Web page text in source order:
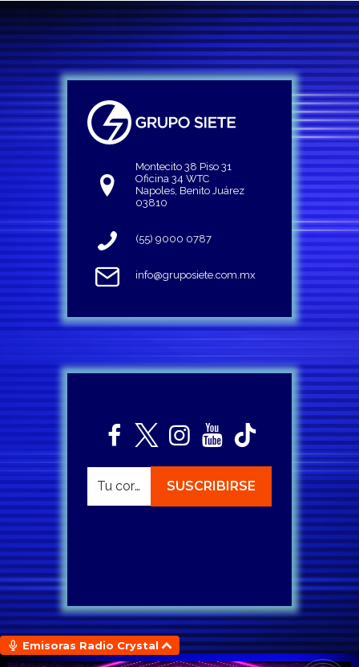
Montecito 38 Piso 31
Oficina 34 WTC
Napoles, Benito Juárez
03810
(55) 9000 0787
info@gruposiete.com.mx
Emisoras Radio Crystal